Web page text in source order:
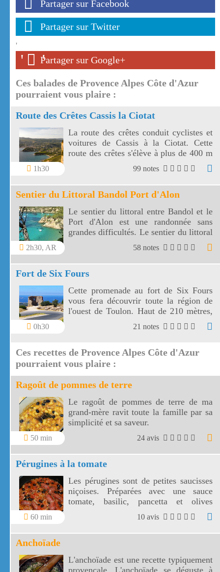
Partager sur Facebook
Partager sur Twitter
'
' '
Partager sur Google+
Ces balades de Provence Alpes Côte d'Azur
pourraient vous plaire :
Route des Crêtes Cassis la Ciotat
1h30
La route des crêtes conduit cyclistes et
voitures de Cassis à la Ciotat. Cette
route des crêtes s'élève à plus de 400 m
et surplombe la mer au travers plusieurs
99 notes
Sentier du Littoral Bandol Port d'Alon
2h30, AR
Le sentier du littoral entre Bandol et le
Port d'Alon est une randonnée sans
grandes difficultés. Le sentier du littoral
Bandol Port d'Alon offre des paysages
58 notes
Fort de Six Fours
0h30
Cette promenade au fort de Six Fours
vous fera découvrir toute la région de
l'ouest de Toulon. Haut de 210 mètres,
le fort de Six Fours vous offre un vaste
panorama vers une côte découpée, des
de Marseille.
21 notes
Ces recettes de Provence Alpes Côte d'Azur
pourraient vous plaire :
Ragoût de pommes de terre
50 min
Le ragoût de pommes de terre de ma
grand-mère ravit toute la famille par sa
simplicité et sa saveur.
24 avis
Pérugines à la tomate
60 min
Les pérugines sont de petites saucisses
niçoises. Préparées avec une sauce
tomate, basilic, pancetta et olives
niçoises, vos pérugines vont
accompagner divinement vos pâtes
fraîches!
10 avis
Anchoïade
L'anchoïade est une recette typiquement